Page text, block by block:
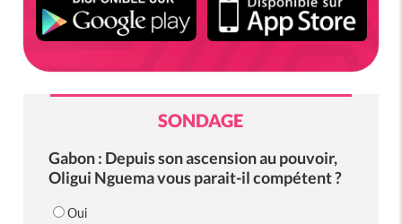
SONDAGE
Gabon : Depuis son ascension au pouvoir,
Oligui Nguema vous parait-il compétent ?
Oui